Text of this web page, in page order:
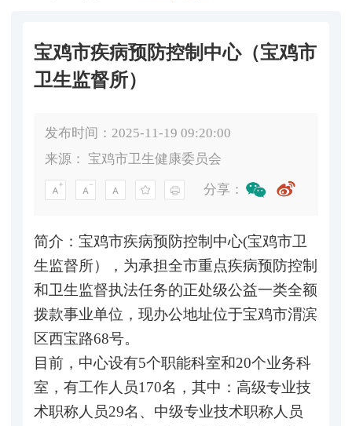
宝鸡市疾病预防控制中心（宝鸡市
卫生监督所）
发布时间：2025-11-19 09:20:00
来源： 宝鸡市卫生健康委员会
分享：
简介：宝鸡市疾病预防控制中心(宝鸡市卫
生监督所），为承担全市重点疾病预防控制
和卫生监督执法任务的正处级公益一类全额
拨款事业单位，现办公地址位于宝鸡市渭滨
区西宝路68号。
目前，中心设有5个职能科室和20个业务科
室，有工作人员170名，其中：高级专业技
术职称人员29名、中级专业技术职称人员